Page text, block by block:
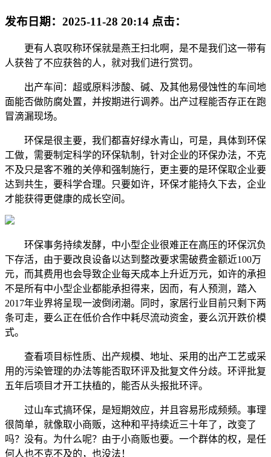
发布日期： 2025-11-28 20:14 点击：
更有人哀叹称环保就是燕王扫北啊，是不是我们这一带有
人获咎了不应获咎的人，就对我们进行赏罚。
出产车间：超或原料涉酸、碱、及其他易侵蚀性的车间地
面能否做防腐处置，并按期进行调养。出产过程能否存正在跑
冒滴漏现场。
环保是很主要，我们都喜好绿水青山，可是，具体到环保
工做，需要制定科学的环保轨制，针对企业的环保办法，不克
不及只是客不雅的关停和强制施行，更主要的是环保取企业要
达到共生，要科学合理。只要如许，环保才能持久下去，企业
才能获得更健康的成长空间。
环保事务持续发酵，中小型企业很难正在高压的环保沉负
下存活，由于要改良设备以达到整改要求需破费金额近100万
元，而其费用也会导致企业每天成本上升近万元，如许的承担
不是所有中小型企业都能承担得来，因而，有人预测，踏入
2017年业界将呈现一波倒闭潮。同时，家居行业目前只剩下两
条可走，要么正在低价合作中耗尽流动资金，要么沉开跌价模
式。
查看项目标性质、出产规模、地址、采用的出产工艺或采
用的污染管理的办法等能否取环评及批复文件分歧。环评批复
五年后项目才开工扶植的，能否从头报批环评。
过山车式搞环保，是短期效应，并且容易形成频频。事理
很简单，就像取小商贩，这种和平持续近三十年了，改变了
吗？没有。为什么呢？由于小商贩也要。一个群体的权，是任
何人也不克不及的，也没法！